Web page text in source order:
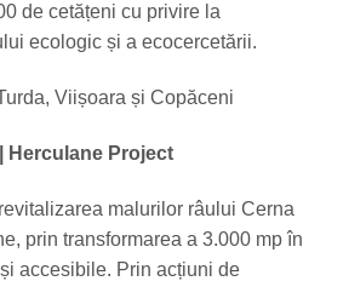
de cetățeni cu privire la
ecologic și a ecocercetării.
Viișoara și Copăceni
Herculane Project
malurilor râului Cerna
prin transformarea a 3.000 mp în
accesibile. Prin acțiuni de